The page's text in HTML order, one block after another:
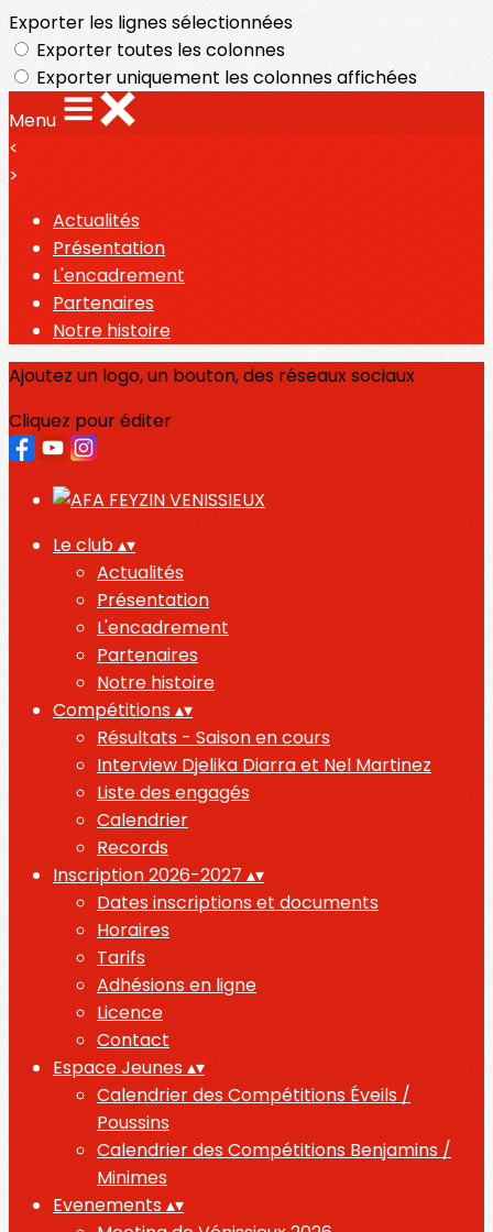
Exporter les lignes sélectionnées
Exporter toutes les colonnes
Exporter uniquement les colonnes affichées
Menu
<
>
Actualités
Présentation
L'encadrement
Partenaires
Notre histoire
Ajoutez un logo, un bouton, des réseaux sociaux
Cliquez pour éditer
Le club▴▾
Actualités
Présentation
L'encadrement
Partenaires
Notre histoire
Compétitions▴▾
Résultats - Saison en cours
Interview Djelika Diarra et Nel Martinez
Liste des engagés
Calendrier
Records
Inscription 2026-2027 ▴▾
Dates inscriptions et documents
Horaires
Tarifs
Adhésions en ligne
Licence
Contact
Espace Jeunes▴▾
Calendrier des Compétitions Éveils /
Poussins
Calendrier des Compétitions Benjamins /
Minimes
Evenements▴▾